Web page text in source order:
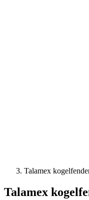
Talamex
Talamex